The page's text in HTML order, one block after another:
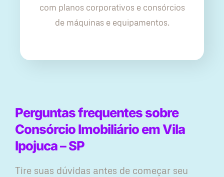
com planos corporativos e consórcios
de máquinas e equipamentos.
Perguntas frequentes sobre
Consórcio Imobiliário em Vila
Ipojuca – SP
Tire suas dúvidas antes de começar seu